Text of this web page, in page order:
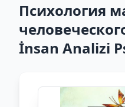
Психология
İnsan Analizi